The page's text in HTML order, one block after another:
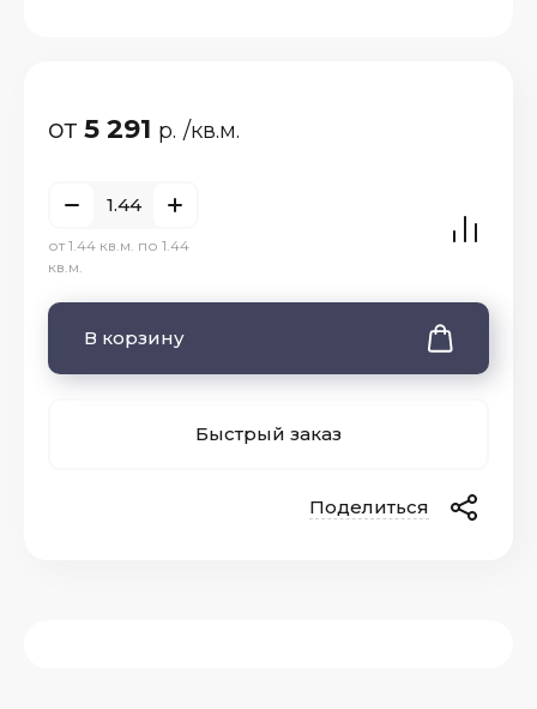
от 5 291 р. /кв.м.
от 1.44 кв.м. по 1.44
кв.м.
В корзину
Быстрый заказ
Поделиться